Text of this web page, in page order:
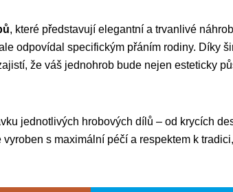
, které představují elegantní a trvanlivé
odpovídal specifickým přáním rodiny. Díky
že váš jednohrob bude nejen esteticky
jednotlivých hrobových dílů – od krycích
s maximální péčí a respektem k